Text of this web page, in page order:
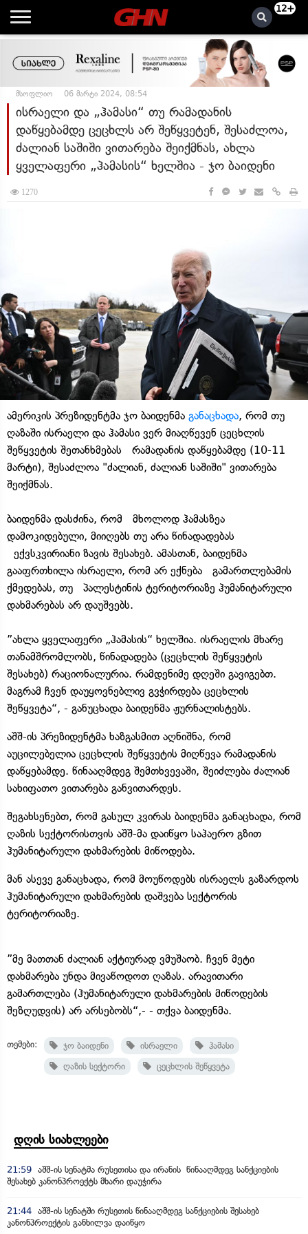
12+
მსოფლიო 06 მარტი 2024, 08:54
ისრაელი და „ჰამასი“ თუ რამადანის
დაწყებამდე ცეცხლს არ შეწყვეტენ, შესაძლოა,
ძალიან საშიში ვითარება შეიქმნას, ახლა
ყველაფერი „ჰამასის“ ხელშია - ჯო ბაიდენი
1270
ამერიკის პრეზიდენტმა ჯო ბაიდენმა განაცხადა, რომ თუ
ღაზაში ისრაელი და ჰამასი ვერ მიაღწევენ ცეცხლის
შეწყვეტის შეთანხმებას რამადანის დაწყებამდე (10-11
მარტი), შესაძლოა "ძალიან, ძალიან საშიში" ვითარება
შეიქმნას.
ბაიდენმა დასძინა, რომ მხოლოდ ჰამასზეა
დამოკიდებული, მიიღებს თუ არა წინადადებას
ექვსკვირიანი ზავის შესახებ. ამასთან, ბაიდენმა
გააფრთხილა ისრაელი, რომ არ ექნება გამართლებამის
ქმედებას, თუ პალესტინის ტერიტორიაზე ჰუმანიტარული
დახმარებას არ დაუშვებს.
”ახლა ყველაფერი „ჰამასის“ ხელშია. ისრაელის მხარე
თანამშრომლობს, წინადადება (ცეცხლის შეწყვეტის
შესახებ) რაციონალურია. რამდენიმე დღეში გავიგებთ.
მაგრამ ჩვენ დაუყოვნებლივ გვჭირდება ცეცხლის
შეწყვეტა“, - განუცხადა ბაიდენმა ჟურნალისტებს.
აშშ-ის პრეზიდენტმა ხაზგასმით აღნიშნა, რომ
აუცილებელია ცეცხლის შეწყვეტის მიღწევა რამადანის
დაწყებამდე. წინააღმდეგ შემთხვევაში, შეიძლება ძალიან
სახიფათო ვითარება განვითარდეს.
შეგახსენებთ, რომ გასულ კვირას ბაიდენმა განაცხადა, რომ
ღაზის სექტორისთვის აშშ-მა დაიწყო საჰაერო გზით
ჰუმანიტარული დახმარების მიწოდება.
მან ასევე განაცხადა, რომ მოუწოდებს ისრაელს გაზარდოს
ჰუმანიტარული დახმარების დაშვება სექტორის
ტერიტორიაზე.
”მე მათთან ძალიან აქტიურად ვმუშაობ. ჩვენ მეტი
დახმარება უნდა მივაწოდოთ ღაზას. არავითარი
გამართლება (ჰუმანიტარული დახმარების მიწოდების
შეზღუდვის) არ არსებობს“,- - თქვა ბაიდენმა.
თემები: ჯო ბაიდენი ისრაელი
ჰამასი
ღაზის სექტორი
ცეცხლის შეწყვეტა
დღის სიახლეები
21:59 აშშ-ის სენატმა რუსეთისა და ირანის წინააღმდეგ სანქციების
შესახებ კანონპროექტს მხარი დაუჭირა
21:44 აშშ-ის სენატში რუსეთის წინააღმდეგ სანქციების შესახებ
კანონპროექტის განხილვა დაიწყო